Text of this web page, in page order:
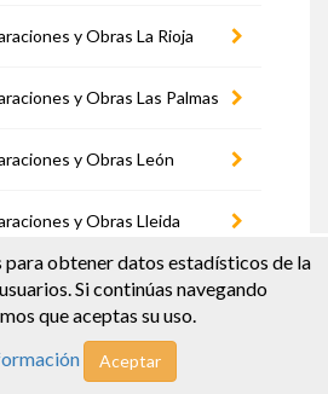
y Obras La Rioja
y Obras Las Palmas
y Obras León
y Obras Lleida
y Obras Lugo
y Obras Madrid
obtener datos estadísticos de la
Si continúas navegando
que aceptas su uso.
Aceptar